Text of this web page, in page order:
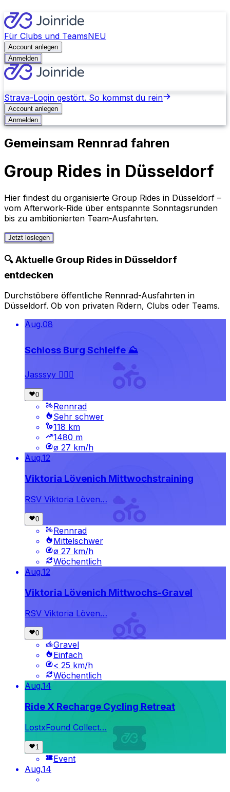
Für Clubs und TeamsNEU
Account anlegen
Anmelden
Strava-Login gestört. So kommst du rein
Account anlegen
Anmelden
Gemeinsam Rennrad fahren
Group Rides in Düsseldorf
Hier findest du organisierte Group Rides in Düsseldorf –
vom Afterwork-Ride über entspannte Sonntagsrunden
bis zu ambitionierten Team-Ausfahrten.
Jetzt loslegen
🔍 Aktuelle Group Rides in Düsseldorf
entdecken
Durchstöbere öffentliche Rennrad-Ausfahrten in
Düsseldorf. Ob von privaten Ridern, Clubs oder Teams.
Aug.08
Schloss Burg Schleife ⛰️
Jasssyy 🚴🏻‍♂️
Rennrad
Sehr schwer
118 km
1480 m
ø 27 km/h
Aug.12
Viktoria Lövenich Mittwochstraining
RSV Viktoria Löven…
Rennrad
Mittelschwer
ø 27 km/h
Wöchentlich
Aug.12
Viktoria Lövenich Mittwochs-Gravel
RSV Viktoria Löven…
Gravel
Einfach
< 25 km/h
Wöchentlich
Aug.14
Ride X Recharge Cycling Retreat
LostxFound Collect…
Event
Aug.14